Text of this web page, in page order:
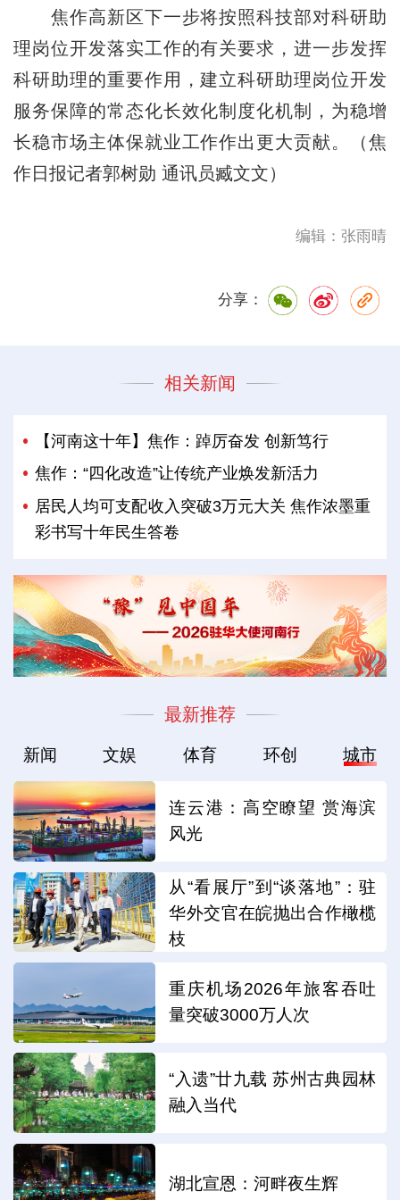
焦作高新区下一步将按照科技部对科研助
理岗位开发落实工作的有关要求，进一步发挥
科研助理的重要作用，建立科研助理岗位开发
服务保障的常态化长效化制度化机制，为稳增
长稳市场主体保就业工作作出更大贡献。（焦
作日报记者郭树勋 通讯员臧文文）
编辑：张雨晴
分享：
相关新闻
【河南这十年】焦作：踔厉奋发 创新笃行
焦作：“四化改造”让传统产业焕发新活力
居民人均可支配收入突破3万元大关 焦作浓墨重
彩书写十年民生答卷
最新推荐
新闻 文娱 体育 环创 城市
连云港：高空瞭望 赏海滨
风光
从“看展厅”到“谈落地”：驻
华外交官在皖抛出合作橄榄
枝
重庆机场2026年旅客吞吐
量突破3000万人次
“入遗”廿九载 苏州古典园林
融入当代
湖北宣恩：河畔夜生辉